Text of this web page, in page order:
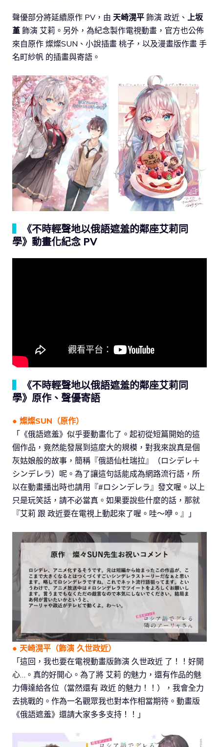
聲優部分將延續原作 PV，由 天崎滉平 飾演 政近、
上坂
堇 飾演 艾莉。另外，為紀念製作電視動畫，官方也公佈
來自原作 燦燦SUN、小說插畫 桃子，以及漫畫版作畫 手
名町紗帆 的插畫與寄語。
《不時輕聲地以俄語遮羞的鄰座艾莉同
學》動畫化紀念 PV
《不時輕聲地以俄語遮羞的鄰座艾莉同
學》原作、聲優寄語
● 燦燦SUN（原作）
「《俄語遮羞》似乎要動畫化了。起初從短篇開始的這
個作品，竟然能發展到這麼大的規模，對我來說真是個
灰姑娘般的故事，簡稱『俄語仙杜瑞拉』（ロシデレ＋
シンデレラ）呢。為了讓這句話能成為網路流行語，所
以在動畫播出時也請用『#ロシンデレラ』發文喔。以上
只是玩笑話，請不必當真。如果要說些什麼的話，那就
『艾莉 跟 政近要在電視上動起來了喔。哇～咿。』」
● 天崎滉平 （飾演 久世政近）
「這回，我也要在電視動畫版飾演 久世政近 了！！好開
心…。真的好開心。為了將 艾莉 的魅力，還有作品的魅
力傳達給各位（當然還有 政近 的魅力！！），我會全力
去挑戰的。作為一名觀眾我也對本作相當期待。動畫版
《俄語遮羞》還請大家多多支持！！」